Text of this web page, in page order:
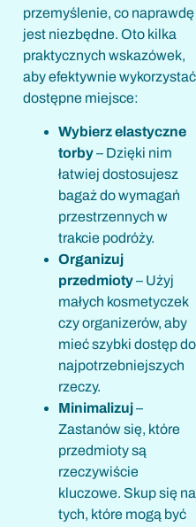
przemyślenie, co naprawdę
jest niezbędne. Oto kilka
praktycznych wskazówek,
aby efektywnie wykorzystać
dostępne miejsce:
Wybierz elastyczne
torby– Dzięki nim
łatwiej dostosujesz
bagaż do wymagań
przestrzennych w
trakcie podróży.
Organizuj
przedmioty– Użyj
małych kosmetyczek
czy organizerów, aby
mieć szybki dostęp do
najpotrzebniejszych
rzeczy.
Minimalizuj–
Zastanów się, które
przedmioty są
rzeczywiście
kluczowe. Skup się na
tych, które mogą być